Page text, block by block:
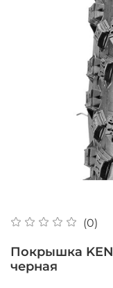
(0)
Покрышка
черная